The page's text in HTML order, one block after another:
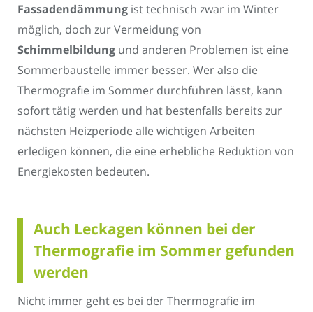
Fassadendämmung ist technisch zwar im Winter
möglich, doch zur Vermeidung von
Schimmelbildung und anderen Problemen ist eine
Sommerbaustelle immer besser. Wer also die
Thermografie im Sommer durchführen lässt, kann
sofort tätig werden und hat bestenfalls bereits zur
nächsten Heizperiode alle wichtigen Arbeiten
erledigen können, die eine erhebliche Reduktion von
Energiekosten bedeuten.
Auch Leckagen können bei der
Thermografie im Sommer gefunden
werden
Nicht immer geht es bei der Thermografie im